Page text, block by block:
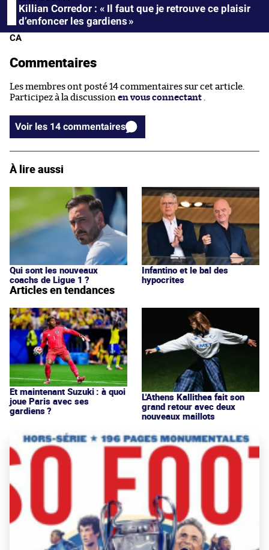
Killian Corredor : « Il faut que je retrouve ce plaisir
d’enfoncer les gardiens »
CA
Commentaires
Les membres ont posté 14 commentaires sur cet article.
Participez à la discussion en vous connectant .
Voir les 14 commentaires
À lire aussi
Qui sont les nouveaux
coachs de Ligue 1 ?
Infantino et le bal des
hypocrites
Articles en tendances
Et maintenant Suzuki : à quoi
joue Paris avec ses
gardiens ?
L'Athens Kallithea fait son
grand retour avec deux
nouveaux maillots